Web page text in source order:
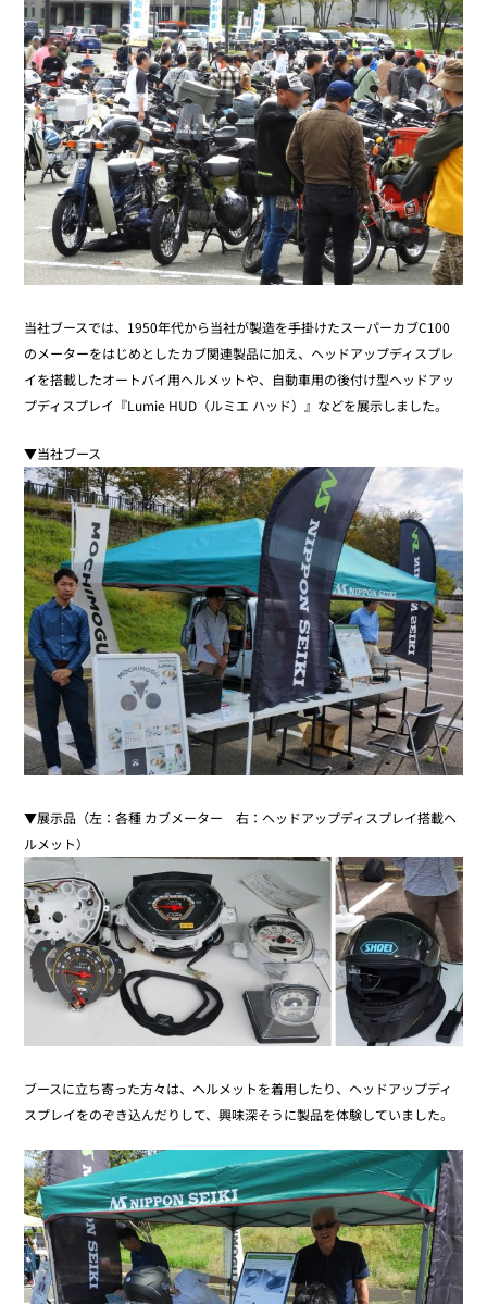
当社ブースでは、1950年代から当社が製造を手掛けたスーパーカブC100
のメーターをはじめとしたカブ関連製品に加え、ヘッドアップディスプレ
イを搭載したオートバイ用ヘルメットや、自動車用の後付け型ヘッドアッ
プディスプレイ『Lumie HUD（ルミエ ハッド）』などを展示しました。
▼当社ブース
▼展示品（左：各種 カブメーター 右：ヘッドアップディスプレイ搭載ヘ
ルメット）
ブースに立ち寄った方々は、ヘルメットを着用したり、ヘッドアップディ
スプレイをのぞき込んだりして、興味深そうに製品を体験していました。